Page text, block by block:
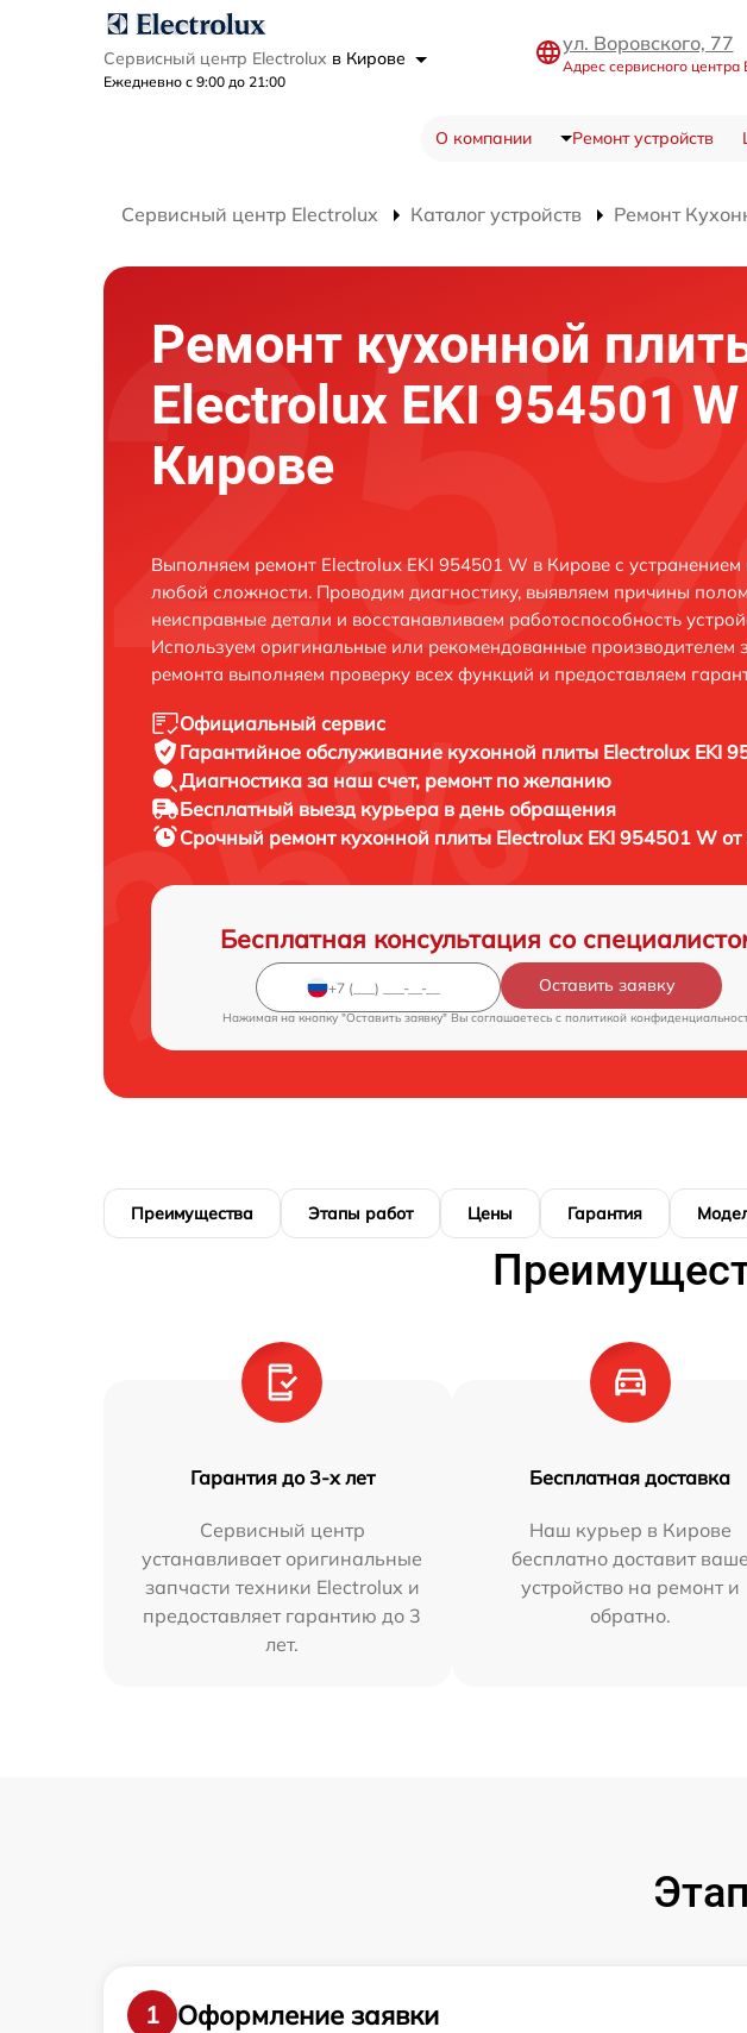
Сервисный центр Electrolux в Кирове
Ежедневно с 9:00 до 21:00
ул. Воровского, 77
Адрес сервисного центра
О компании Ремонт устройств
Сервисный центр Electrolux Каталог устройств Ремонт
Ремонт кухонной
Electrolux EKI 954501
Кирове
Выполняем ремонт Electrolux EKI 954501 W в Кирове с устранением
любой сложности. Проводим диагностику, выявляем причины
неисправные детали и восстанавливаем работоспособность
Используем оригинальные или рекомендованные производителем
ремонта выполняем проверку всех функций и предоставляем
Официальный сервис
Гарантийное обслуживание кухонной плиты Electrolux EKI
Диагностика за наш счет, ремонт по желанию
Бесплатный выезд курьера в день обращения
Срочный ремонт кухонной плиты Electrolux EKI 954501 W
Бесплатная консультация со
Оставить заявку
Нажимая на кнопку "Оставить заявку" Вы соглашаетесь c политикой
Преимущества Этапы работ Цены Гарантия
Гарантия до 3-х лет
Сервисный центр
устанавливает оригинальные
запчасти техники Electrolux и
предоставляет гарантию до 3
лет.
Бесплатная доставка
Наш курьер в Кирове
бесплатно доставит ваше
устройство на ремонт и
обратно.
1
Оформление заявки